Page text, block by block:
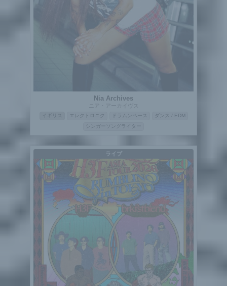
Nia Archives
ニア・アーカイヴス
イギリス エレクトロニク ドラムンベース
ダンス / EDM
シンガーソングライター
ライブ